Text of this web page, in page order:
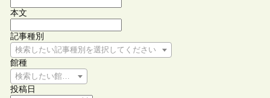
本文
記事種別
検索したい記事種別を選択してください
館種
検索したい館種を選択してください
投稿日